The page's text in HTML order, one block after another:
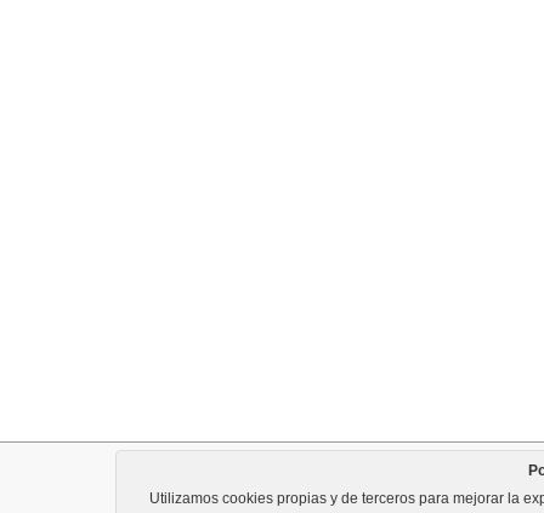
Utilizamos cookies propias y de terceros para mejorar la